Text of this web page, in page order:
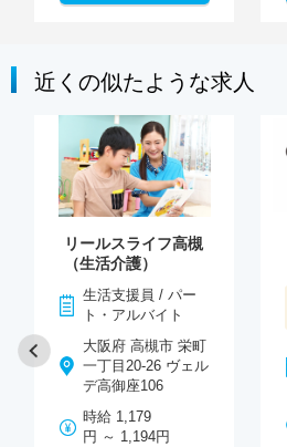
近くの似たような求人
リールスライフ高槻
（生活介護）
生活支援員 / パー
ト・アルバイト
大阪府 高槻市 栄町
一丁目20-26 ヴェル
デ高御座106
時給 1,179
円 ～ 1,194円